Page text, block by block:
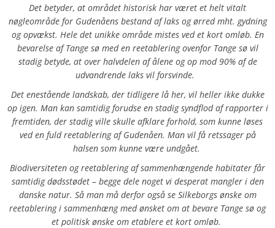
Det betyder, at området historisk har været et helt vitalt
nøgleområde for Gudenåens bestand af laks og ørred mht. gydning
og opvækst. Hele det unikke område mistes ved et kort omløb. En
bevarelse af Tange sø med en reetablering ovenfor Tange sø vil
stadig betyde, at over halvdelen af ålene og op mod 90% af de
udvandrende laks vil forsvinde.
Det enestående landskab, der tidligere lå her, vil heller ikke dukke
op igen. Man kan samtidig forudse en stadig syndflod af rapporter i
fremtiden, der stadig ville skulle afklare forhold, som kunne løses
ved en fuld reetablering af Gudenåen. Man vil få retssager på
halsen som kunne være undgået.
Biodiversiteten og reetablering af sammenhængende habitater får
samtidig dødsstødet – begge dele noget vi desperat mangler i den
danske natur. Så man må derfor også se Silkeborgs ønske om
reetablering i sammenhæng med ønsket om at bevare Tange sø og
et politisk ønske om etablere et kort omløb.